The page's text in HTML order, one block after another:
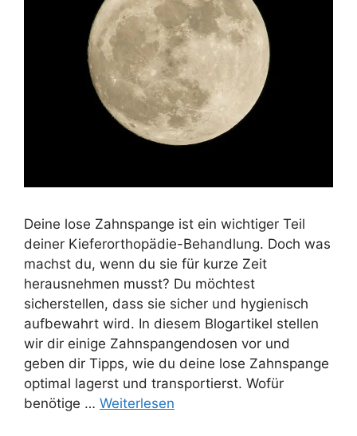
Deine lose Zahnspange ist ein wichtiger Teil
deiner Kieferorthopädie-Behandlung. Doch was
machst du, wenn du sie für kurze Zeit
herausnehmen musst? Du möchtest
sicherstellen, dass sie sicher und hygienisch
aufbewahrt wird. In diesem Blogartikel stellen
wir dir einige Zahnspangendosen vor und
geben dir Tipps, wie du deine lose Zahnspange
optimal lagerst und transportierst. Wofür
benötige … Weiterlesen